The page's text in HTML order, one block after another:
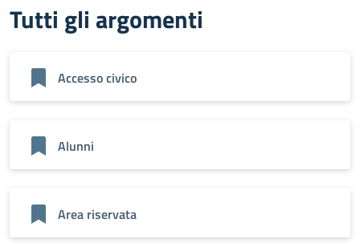
Tutti gli argomenti
Accesso civico
Alunni
Area riservata